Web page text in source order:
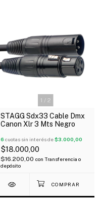
1 / 2
STAGG Sdx33 Cable Dmx
Canon Xlr 3 Mts Negro
6 cuotas sin interés de$3.000,00
$18.000,00
$16.200,00 con Transferencia o
depósito